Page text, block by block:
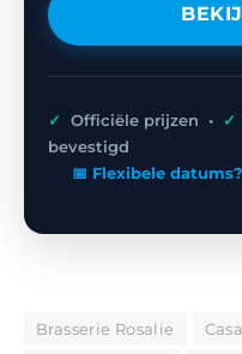
✓ Officiële prijzen • ✓
bevestigd
📅 Flexibele
Brasserie Rosalie